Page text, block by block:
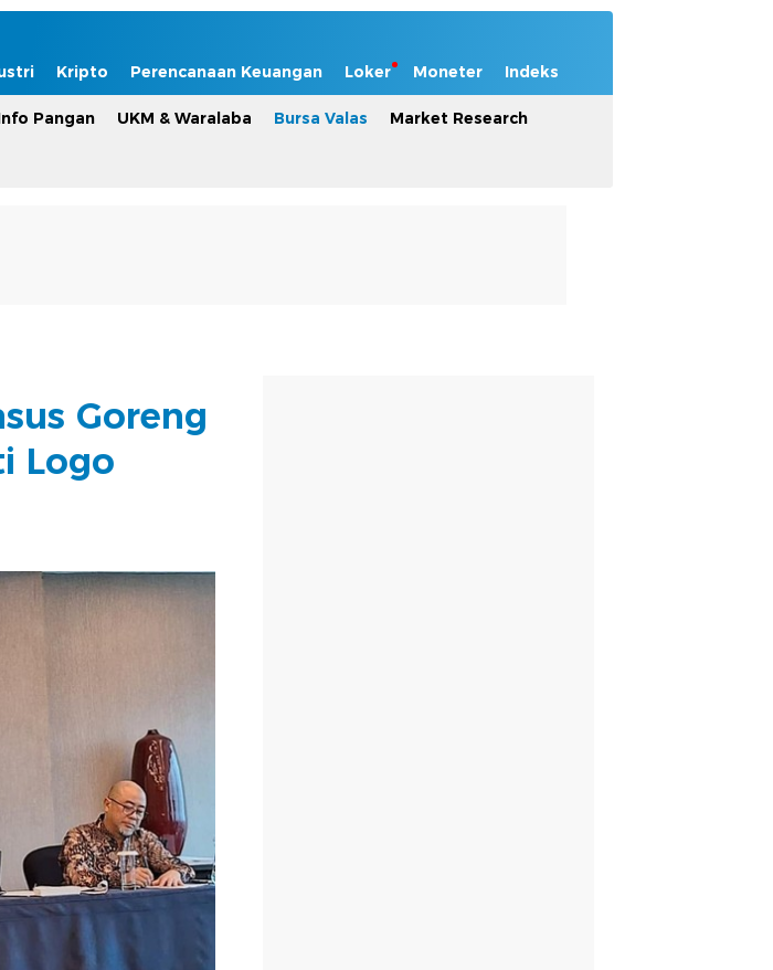
Kripto Perencanaan Keuangan Loker Moneter Indeks
Pangan UKM & Waralaba Bursa Valas Market Research
Goreng
Logo